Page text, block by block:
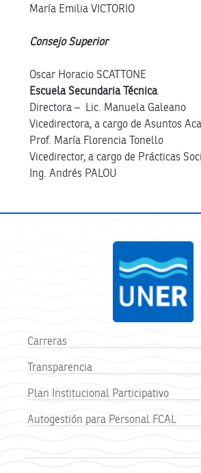
María Emilia VICTORIO
Consejo Superior
Oscar Horacio SCATTONE
Escuela Secundaria Técnica
Directora – Lic. Manuela Galeano
Vicedirectora, a cargo de Asuntos
Prof. María Florencia Tonello
Vicedirector, a cargo de Prácticas
Ing. Andrés PALOU
Carreras
Transparencia
Plan Institucional Participativo
Autogestión para Personal FCAL